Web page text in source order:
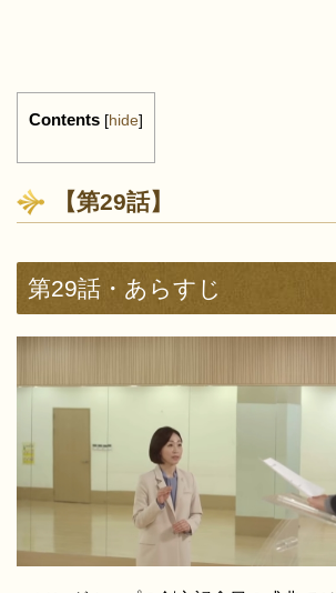
Contents [hide]
【第29話】
第29話・あらすじ